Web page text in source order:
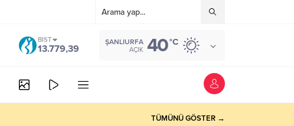
BIST
13.779,39
ŞANLIURFA
AÇIK 40°C
TÜMÜNÜ GÖSTER →